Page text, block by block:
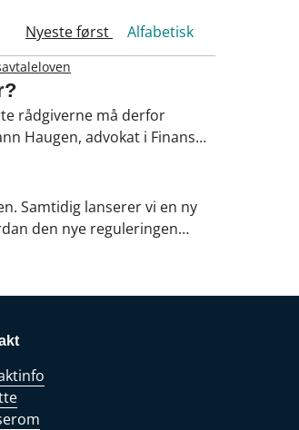
Nyeste først Alfabetisk
rådgiverne må derfor
Haugen, advokat i Finans
bransjen og
Samtidig lanserer vi en ny
den nye reguleringen